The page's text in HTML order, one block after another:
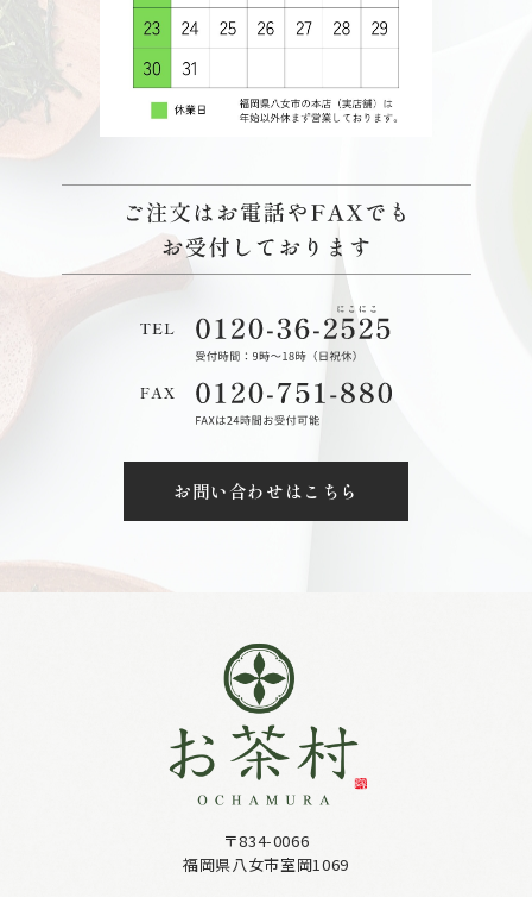
お問い合わせはこちら
〒834-0066
福岡県八女市室岡1069